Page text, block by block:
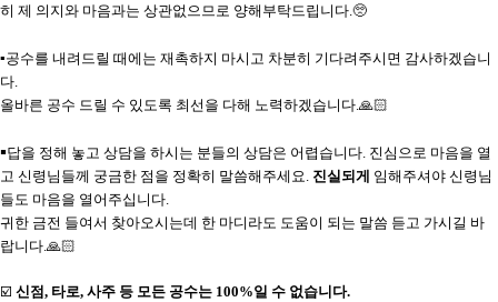
히 제 의지와 마음과는 상관없으므로 양해부탁드립니다.🥺
▪️공수를 내려드릴 때에는 재촉하지 마시고 차분히 기다려주시면 감사하겠습니
다.
올바른 공수 드릴 수 있도록 최선을 다해 노력하겠습니다.🙏🏻
▪답을 정해 놓고 상담을 하시는 분들의 상담은 어렵습니다. 진심으로 마음을 열
고 신령님들께 궁금한 점을 정확히 말씀해주세요. 진실되게 임해주셔야 신령님
들도 마음을 열어주십니다.
귀한 금전 들여서 찾아오시는데 한 마디라도 도움이 되는 말씀 듣고 가시길 바
랍니다.🙏🏻
☑️ 신점, 타로, 사주 등 모든 공수는 100%일 수 없습니다.